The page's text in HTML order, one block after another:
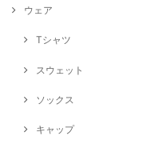
ウェア
Tシャツ
スウェット
ソックス
キャップ